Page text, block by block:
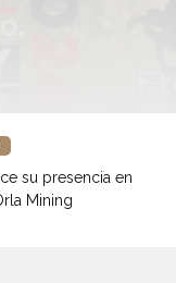
su presencia en
Mining